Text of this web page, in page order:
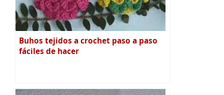
Buhos tejidos a crochet paso a paso
fáciles de hacer